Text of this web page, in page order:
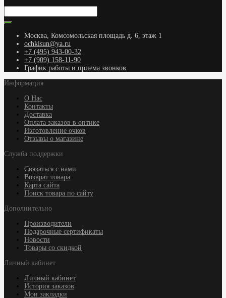
Москва, Комсомольская площадь д. 6, этаж 1
ochkisun@ya.ru
+7 (495) 943-00-32
+7 (909) 158-11-90
График работы и приема звонков
Информация
О Нас
Контакты
Доставка
Оплата заказов в оптике
Изготовление очков
Отзывы о магазине
Служба поддержки
Связаться с нами
Возврат товара
Карта сайта
Поиск товара по сайту
Дополнительно
Производители
Подарочные сертификаты
Новости
Товары со скидкой
Личный кабинет
Личный кабинет
История заказов
Мои закладки